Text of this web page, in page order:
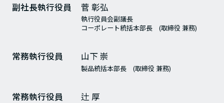
副社長執行役員 菅 彰弘
執行役員会副議長
コーポレート統括本部長 (取締役 兼務)
常務執行役員 山下 崇
製品統括本部長 (取締役 兼務)
常務執行役員 辻 厚